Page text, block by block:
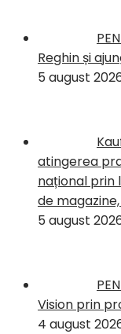
Reghin și
5 august
atingerea
național prin
de
5 august
Vision prin
4 august